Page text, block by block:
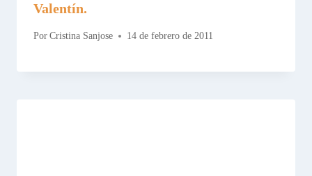
Valentín.
Por Cristina Sanjose 14 de febrero de 2011